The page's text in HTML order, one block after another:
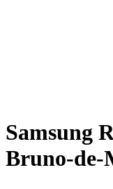
Samsung
Bruno-